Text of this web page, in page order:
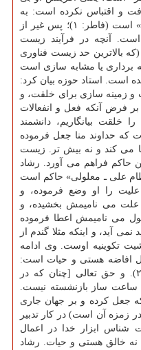
و اقتباس نكرده است: به
تعبیر قرآن «فاطر السموات و الأرض» است (فاطر: ۱)؛ پس غیر از
آنچه در فرآیند زیست
بالاترین حد زیست فناوری
برداری یا مشابه سازی است
است. استاد حوزه بیان كرد:
و زمینه سازی برای خلقت، و
فرض آنكه فعل و انفعالات
خلقت بیانگاریم، دانشمند
كه حداوند منا جعل فرموده
می كند و نه بیش تر. زیست
حاكم فراهم می آورد. رشاد
علی ـ معلولی» حاكم است
علیت را او وضع فرموده، و
علت می نامیمش بخشیده، و
می نامیمش اعطا فرموده
آید، و اینكه مثلا گندم از
تكوینیه اوست. وی ادامه
افاضه هستی و حیات است:
«كلَّ یومٍ هو فی شأن» (الزحمن: ۲۹). و حق تعالی [چنان كه در
ساعت ساز بازنشسته نیست.
جعل كرده و بر جهان جاری
زمزه آن است) در كار تدبیر
ابزار خدا در اعمال
نه خالق هستی و حیات. رشاد